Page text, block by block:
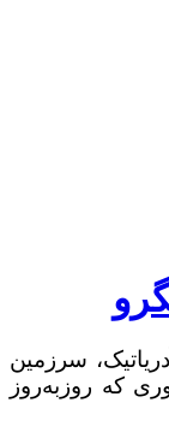
سرزمین
که روز‌به‌روز